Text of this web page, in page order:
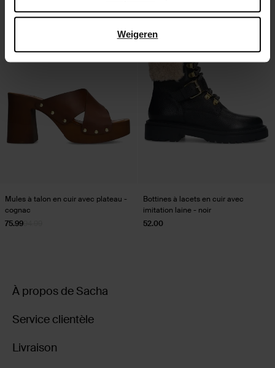
Weigeren
Mules à talon en cuir avec plateau -
cognac
75.99
Bottines à lacets en cuir avec
imitation laine - noir
52.00
À propos de Sacha
Service clientèle
Livraison